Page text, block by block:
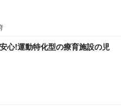
心!運動特化型の療育施設の児